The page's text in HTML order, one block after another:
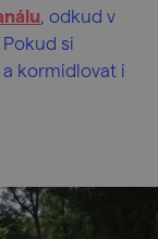
, odkud v
si
kormidlovat i